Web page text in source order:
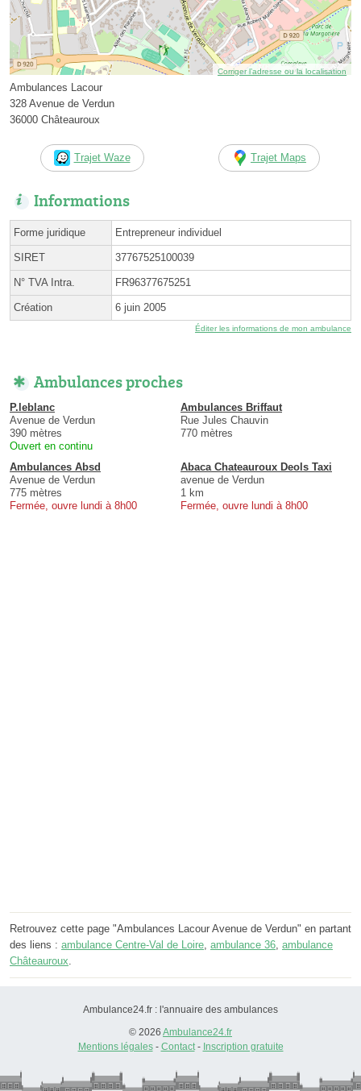
Corriger l’adresse ou la localisation
Ambulances Lacour
328 Avenue de Verdun
36000 Châteauroux
Trajet Waze Trajet Maps
Informations
Forme juridique Entrepreneur individuel
SIRET 37767525100039
N° TVA Intra. FR96377675251
Création 6 juin 2005
Éditer les informations de mon ambulance
Ambulances proches
P.leblanc
Avenue de Verdun
390 mètres
Ouvert en continu
Ambulances Briffaut
Rue Jules Chauvin
770 mètres
Ambulances Absd
Avenue de Verdun
775 mètres
Fermée, ouvre lundi à 8h00
Abaca Chateauroux Deols Taxi
avenue de Verdun
1 km
Fermée, ouvre lundi à 8h00
Retrouvez cette page "Ambulances Lacour Avenue de Verdun" en partant
des liens : ambulance Centre-Val de Loire ambulance 36 ambulance
Châteauroux
Ambulance24.fr : l'annuaire des ambulances
© 2026 Ambulance24.fr
Mentions légales- Contact- Inscription gratuite